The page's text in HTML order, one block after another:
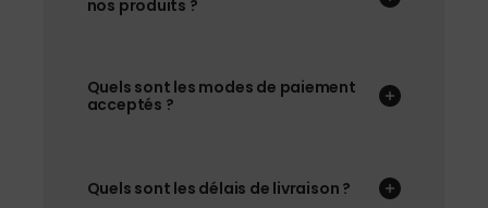
nos produits ?
Quels sont les modes de paiement
acceptés ?
Quels sont les délais de livraison ?